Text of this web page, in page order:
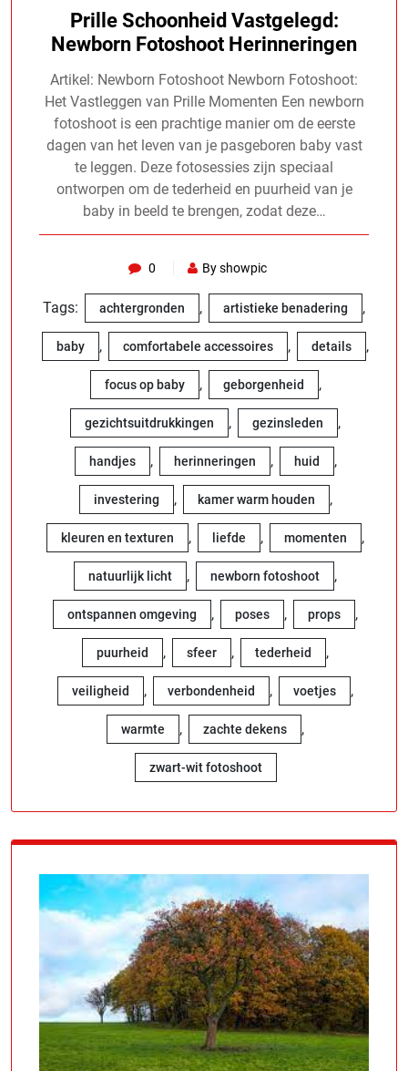
Prille Schoonheid Vastgelegd:
Newborn Fotoshoot Herinneringen
Artikel: Newborn Fotoshoot Newborn Fotoshoot:
Het Vastleggen van Prille Momenten Een newborn
fotoshoot is een prachtige manier om de eerste
dagen van het leven van je pasgeboren baby vast
te leggen. Deze fotosessies zijn speciaal
ontworpen om de tederheid en puurheid van je
baby in beeld te brengen, zodat deze…
0 By showpic
Tags: achtergronden , artistieke benadering ,
baby , comfortabele accessoires , details ,
focus op baby , geborgenheid ,
gezichtsuitdrukkingen , gezinsleden ,
handjes , herinneringen , huid ,
investering , kamer warm houden ,
kleuren en texturen , liefde , momenten ,
natuurlijk licht , newborn fotoshoot ,
ontspannen omgeving , poses , props ,
puurheid , sfeer , tederheid ,
veiligheid , verbondenheid , voetjes ,
warmte , zachte dekens ,
zwart-wit fotoshoot